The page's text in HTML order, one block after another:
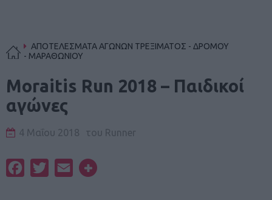
ΑΠΟΤΕΛΕΣΜΑΤΑ ΑΓΩΝΩΝ ΤΡΕΞΙΜΑΤΟΣ - ΔΡΟΜΟΥ
- ΜΑΡΑΘΩΝΙΟΥ
Moraitis Run 2018 – Παιδικοί
αγώνες
4 Μαΐου 2018 του Runner
FacebookTwitterEmail